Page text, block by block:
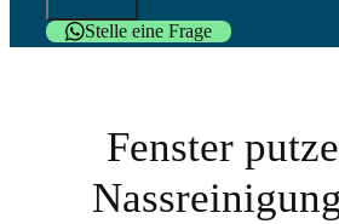
Stelle eine Frage
Fenster